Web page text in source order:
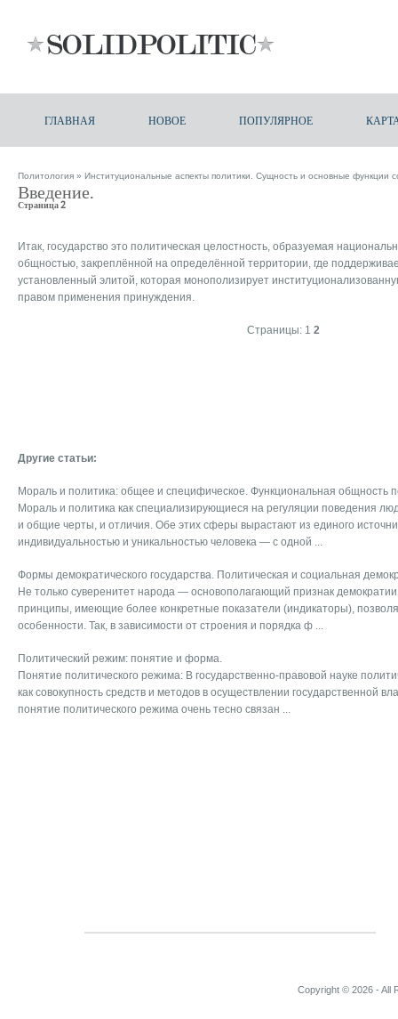
ГЛАВНАЯ НОВОЕ ПОПУЛЯРНОЕ
Политология » Институциональные аспекты политики. Сущность и основные функции
Введение.
Страница 2
Итак, государство это политическая целостность, образуемая
общностью, закреплённой на определённой территории, где
установленный элитой, которая монополизирует
правом применения принуждения.
Страницы: 1 2
Другие статьи:
Мораль и политика: общее и специфическое. Функциональная общность
Мораль и политика как специализирующиеся на регуляции поведения
и общие черты, и отличия. Обе этих сферы вырастают из единого
индивидуальностью и уникальностью человека — с одной ...
Формы демократического государства. Политическая и социальная
Не только суверенитет народа — основополагающий признак
принципы, имеющие более конкретные показатели (индикаторы),
особенности. Так, в зависимости от строения и порядка ф ...
Политический режим: понятие и форма.
Понятие политического режима: В государственно-правовой науке
как совокупность средств и методов в осуществлении государственной
понятие политического режима очень тесно связан ...
Copyright © 2026 - All